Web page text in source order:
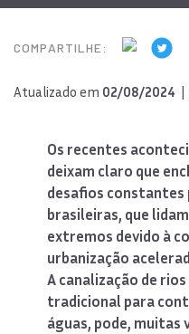
COMPARTILHE:
Atualizado em 02/08/2024 |
Os recentes
deixam claro que
desafios constantes
brasileiras, que
extremos devido à
urbanização
A canalização de
tradicional para
águas, pode, muitas